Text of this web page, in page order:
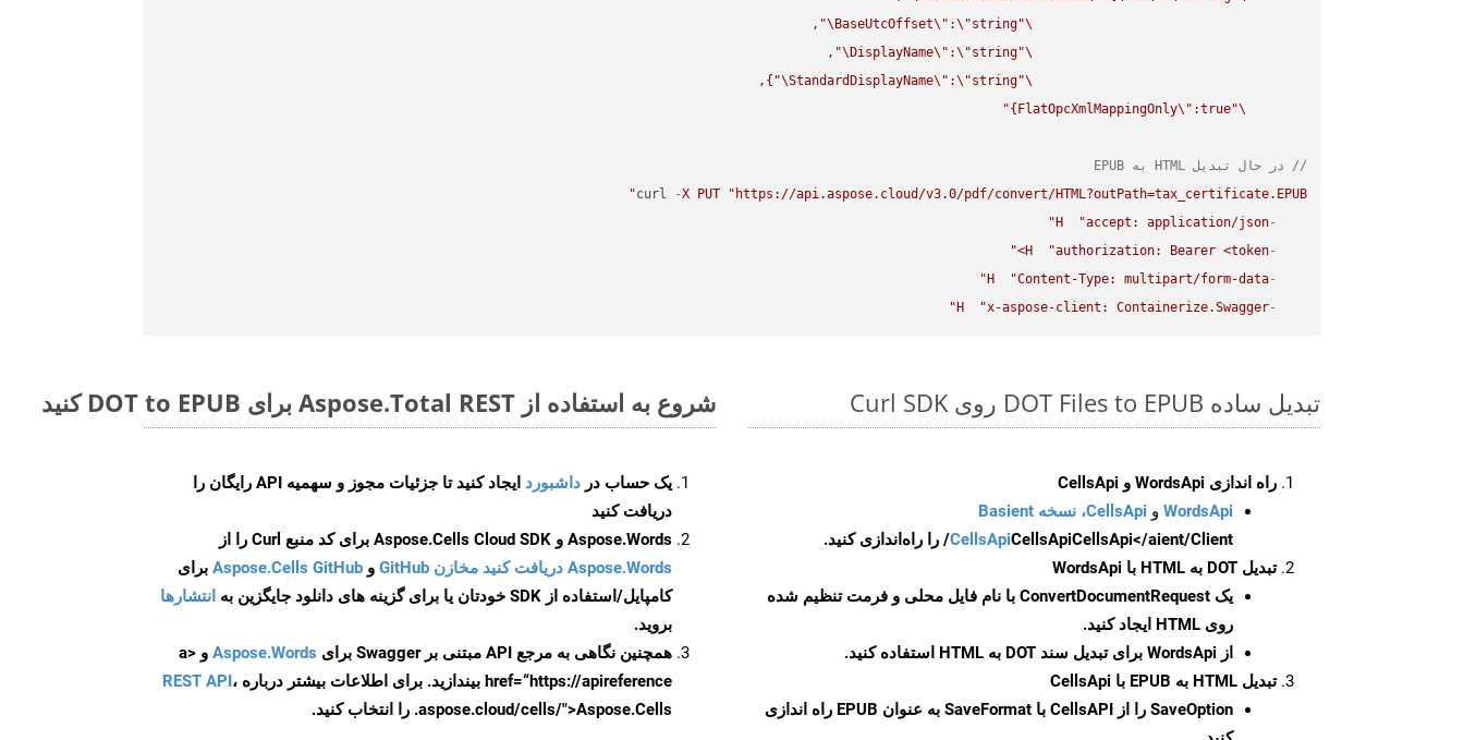
\"
BaseUtcOffset\" :\"string
\"
\"
DisplayName\" :\"string
\"
\"
StandardDisplayName\" :\"string
\"
\"
FlatOpcXmlMappingOnly\" :true}"
// در حال تبدیل HTML به EPUB
curl
-X PUT
"https://api.aspose.cloud/v3.0/pdf/convert/HTML?outPath=tax_certificate.EPUB"
-
H
"accept: application/json"
-
H
"authorization: Bearer <token>"
-
H
"Content-Type: multipart/form-data"
-
H "x-aspose-client: Containerize.Swagger"
تبدیل ساده DOT Files to EPUB روی Curl SDK
راه اندازی WordsApi و CellsApi
WordsApi و CellsApi، نسخه Basient
CellsApiCellsApiCellsApi</aient/Client/ را راه‌اندازی کنید.
تبدیل DOT به HTML با WordsApi
یک ConvertDocumentRequest با نام فایل محلی و فرمت تنظیم شده
روی HTML ایجاد کنید.
از WordsApi برای تبدیل سند DOT به HTML استفاده کنید.
تبدیل HTML به EPUB با CellsApi
SaveOption
را از CellsAPI با SaveFormat به عنوان EPUB راه اندازی
شروع به استفاده از Aspose.Total REST برای DOT to EPUB کنید
یک حساب در داشبورد
ایجاد کنید تا جزئیات مجوز و سهمیه API رایگان را
دریافت کنید
Aspose.Words و Aspose.Cells Cloud SDK برای کد منبع Curl را از
Aspose.Words دریافت کنید مخازن GitHub
و Aspose.Cells GitHub برای
کامپایل/استفاده از SDK خودتان یا برای گزینه های دانلود جایگزین به
انتشارها
بروید.
همچنین نگاهی به مرجع API مبتنی بر Swagger برای
Aspose.Words
و <a
href=“https://apireference بیندازید. برای اطلاعات بیشتر درباره
REST API،
.aspose.cloud/cells/">Aspose.Cells را انتخاب کنید.